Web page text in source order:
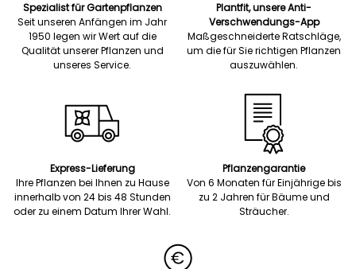
Spezialist für Gartenpflanzen
Seit unseren Anfängen im Jahr
1950 legen wir Wert auf die
Qualität unserer Pflanzen und
unseres Service.
Plantfit, unsere Anti-
Verschwendungs-App
Maßgeschneiderte Ratschläge,
um die für Sie richtigen Pflanzen
auszuwählen.
Express-Lieferung
Ihre Pflanzen bei Ihnen zu Hause
innerhalb von 24 bis 48 Stunden
oder zu einem Datum Ihrer Wahl.
Pflanzengarantie
Von 6 Monaten für Einjährige bis
zu 2 Jahren für Bäume und
Sträucher.